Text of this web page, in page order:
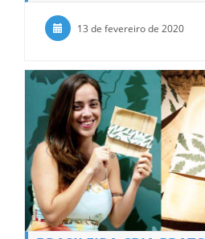
13 de fevereiro de 2020